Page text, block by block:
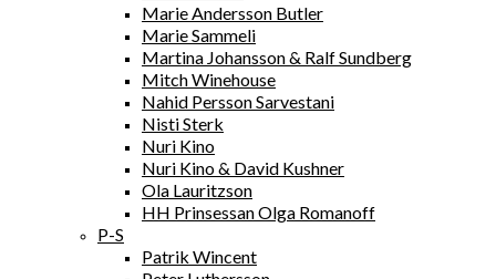
Marie Andersson Butler
Marie Sammeli
Martina Johansson & Ralf Sundberg
Mitch Winehouse
Nahid Persson Sarvestani
Nisti Sterk
Nuri Kino
Nuri Kino & David Kushner
Ola Lauritzson
HH Prinsessan Olga Romanoff
P-S
Patrik Wincent